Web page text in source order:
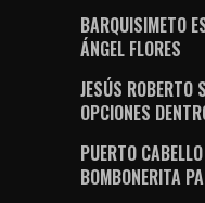
BARQUISIMETO
ÁNGEL FLORES
JESÚS ROBERTO
OPCIONES
PUERTO
BOMBONERITA